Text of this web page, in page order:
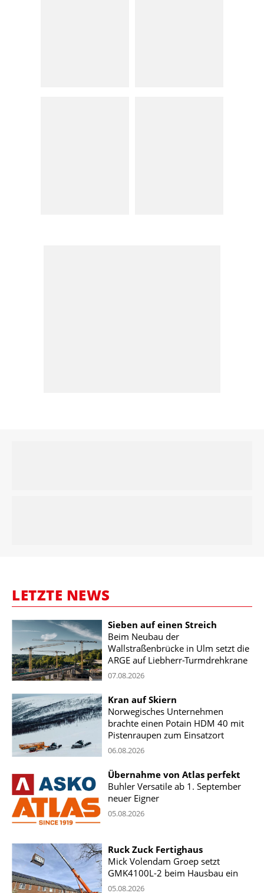
LETZTE NEWS
Sieben auf einen Streich
Beim Neubau der
Wallstraßenbrücke in Ulm setzt die
ARGE auf Liebherr-Turmdrehkrane
07.08.2026
Kran auf Skiern
Norwegisches Unternehmen
brachte einen Potain HDM 40 mit
Pistenraupen zum Einsatzort
06.08.2026
Übernahme von Atlas perfekt
Buhler Versatile ab 1. September
neuer Eigner
05.08.2026
Ruck Zuck Fertighaus
Mick Volendam Groep setzt
GMK4100L-2 beim Hausbau ein
05.08.2026